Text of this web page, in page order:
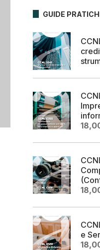
GUIDE
Il
Il
e
Il